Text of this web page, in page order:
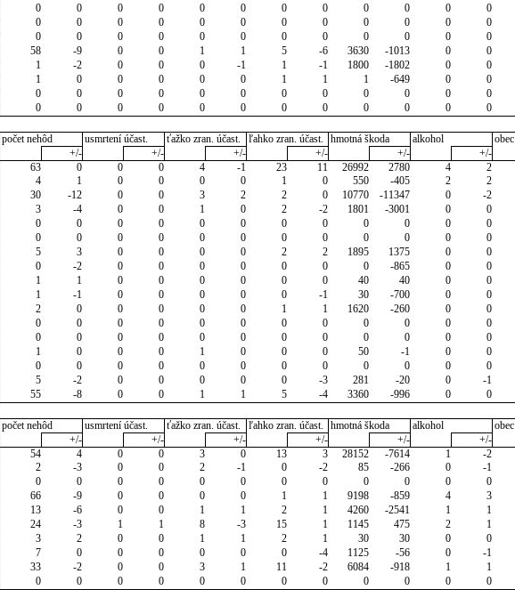
0 0 0 0 0 0 0 0 0 0 0 0
0 0 0 0 0 0 0 0 0 0 0 0
0 0 0 0 0 0 0 0 0 0 0 0
58 -9 0 0 1 1 5 -6 3630 -1013 0 0
1 -2 0 0 0 -1 1 -1 1800 -1802 0 0
1 0 0 0 0 0 1 1 1 -649 0 0
0 0 0 0 0 0 0 0 0 0 0 0
0 0 0 0 0 0 0 0 0 0 0 0
počet nehôd usmrtení účast. ťažko zran. účast. ľahko zran. účast. hmotná škoda alkohol
obec
+/-
+/- +/- +/- +/- +/-
63 0 0 0 4 -1 23 11 26992 2780 4 2
4 1 0 0 0 0 1 0 550 -405 2 2
30 -12 0 0 3 2 2 0 10770 -11347 0 -2
3 -4 0 0 1 0 2 -2 1801 -3001 0 0
0 0 0 0 0 0 0 0 0 0 0 0
0 0 0 0 0 0 0 0 0 0 0 0
5 3 0 0 0 0 2 2 1895 1375 0 0
0 -2 0 0 0 0 0 0 0 -865 0 0
1 1 0 0 0 0 0 0 40 40 0 0
1 -1 0 0 0 0 0 -1 30 -700 0 0
2 0 0 0 0 0 1 1 1620 -260 0 0
0 0 0 0 0 0 0 0 0 0 0 0
0 0 0 0 0 0 0 0 0 0 0 0
1 0 0 0 1 0 0 0 50 -1 0 0
0 0 0 0 0 0 0 0 0 0 0 0
5 -2 0 0 0 0 0 -3 281 -20 0 -1
55 -8 0 0 1 1 5 -4 3360 -996 0 0
počet nehôd usmrtení účast. ťažko zran. účast. ľahko zran. účast. hmotná škoda alkohol
obec
+/-
+/- +/- +/- +/- +/-
54 4 0 0 3 0 13 3 28152 -7614 1 -2
2 -3 0 0 2 -1 0 -2 85 -266 0 -1
0 0 0 0 0 0 0 0 0 0 0 0
66 -9 0 0 0 0 1 1 9198 -859 4 3
13 -6 0 0 1 1 2 1 4260 -2541 1 1
24 -3 1 1 8 -3 15 1 1145 475 2 1
3 2 0 0 1 1 2 1 30 30 0 0
7 0 0 0 0 0 0 -4 1125 -56 0 -1
33 -2 0 0 3 1 11 -2 6084 -918 1 1
0 0 0 0 0 0 0 0 0 0 0 0